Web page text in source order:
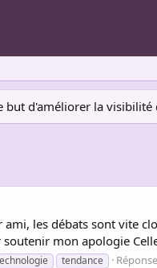
but d'améliorer la visibilité
les débats sont vite
mon apologie
tendance